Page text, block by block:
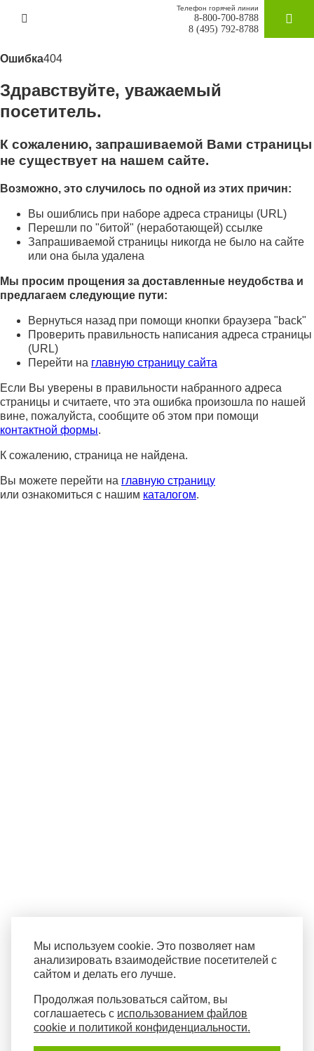
Телефон горячей линии
8-800-700-8788
8 (495) 792-8788
Ошибка404
Здравствуйте, уважаемый
посетитель.
К сожалению, запрашиваемой Вами страницы
не существует на нашем сайте.
Возможно, это случилось по одной из этих причин:
Вы ошиблись при наборе адреса страницы (URL)
Перешли по "битой" (неработающей) ссылке
Запрашиваемой страницы никогда не было на сайте
или она была удалена
Мы просим прощения за доставленные неудобства и
предлагаем следующие пути:
Вернуться назад при помощи кнопки браузера "back"
Проверить правильность написания адреса страницы
(URL)
Перейти на главную страницу сайта
Если Вы уверены в правильности набранного адреса
страницы и считаете, что эта ошибка произошла по нашей
вине, пожалуйста, сообщите об этом при помощи
контактной формы.
К сожалению, страница не найдена.
Вы можете перейти на главную страницу
или ознакомиться с нашим каталогом.
Мы используем cookie. Это позволяет нам
анализировать взаимодействие посетителей с
сайтом и делать его лучше.
Продолжая пользоваться сайтом, вы
соглашаетесь с использованием файлов
cookie и политикой конфиденциальности.